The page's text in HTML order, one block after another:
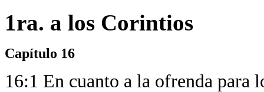
1ra. a los Corintios
Capítulo 16
16:1 En cuanto a la ofrenda para